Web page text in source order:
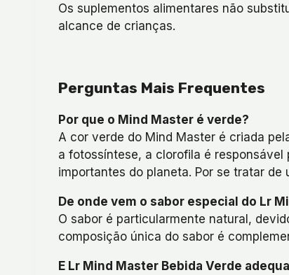
Os suplementos alimentares não
alcance de crianças.
Perguntas Mais Frequentes
Por que o Mind Master é verde?
A cor verde do Mind Master é criada
a fotossíntese, a clorofila é
importantes do planeta. Por se tratar
De onde vem o sabor especial do Lr
O sabor é particularmente natural,
composição única do sabor é
E Lr Mind Master Bebida Verde